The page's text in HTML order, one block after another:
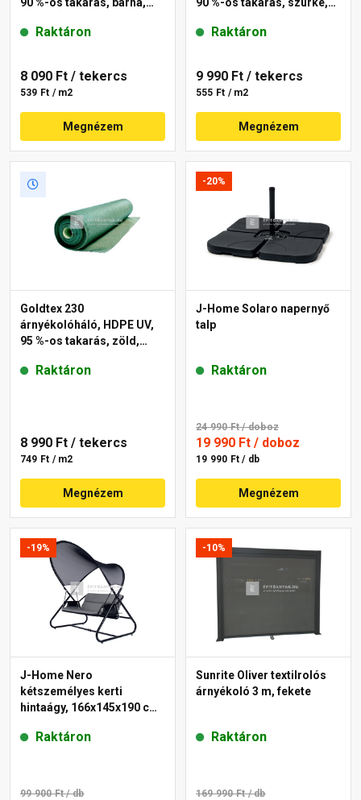
Raktáron
8 090 Ft / tekercs
539 Ft / m2
Megnézem
Raktáron
9 990 Ft / tekercs
555 Ft / m2
Megnézem
Goldtex 230
árnyékolóháló, HDPE UV,
95 %-os takarás, zöld,
Raktáron
8 990 Ft / tekercs
749 Ft / m2
Megnézem
-20%
J-Home Solaro napernyő
talp
Raktáron
24 990 Ft/ doboz
19 990 Ft / doboz
19 990 Ft / db
Megnézem
-19%
J-Home Nero
kétszemélyes kerti
hintaágy, 166x145x190 cm,
Raktáron
99 900 Ft/ db
-10%
Sunrite Oliver textilrolós
árnyékoló 3 m, fekete
Raktáron
169 990 Ft/ db